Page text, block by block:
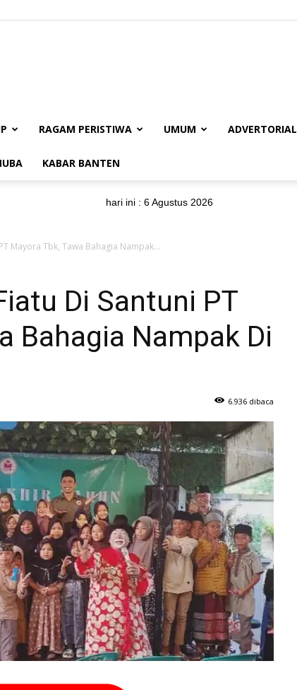
RAGAM PERISTIWA UMUM ADVERTORIAL
KABAR BANTEN
hari ini : 6 Agustus 2026
Mayora Tbk, Tawa Bahagia Nampak...
Di Santuni PT
Bahagia Nampak Di
6.936 dibaca